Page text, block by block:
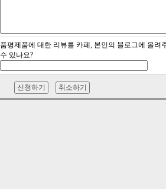
품평제품에 대한 리뷰를 카페, 본인의 블로그에 올려
수 있나요?